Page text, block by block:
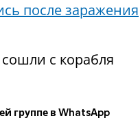
после заражения
с корабля
группе в WhatsApp